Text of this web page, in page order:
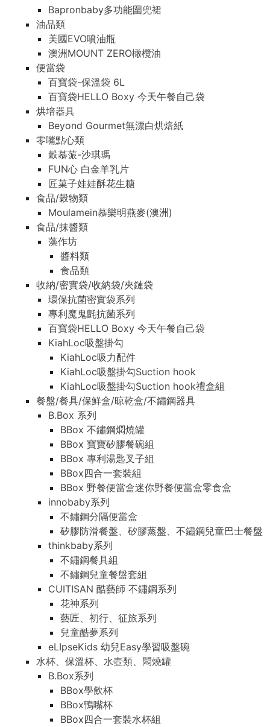
Bapronbaby多功能圍兜裙
油品類
美國EVO噴油瓶
澳洲MOUNT ZERO橄欖油
便當袋
百寶袋-保溫袋 6L
百寶袋HELLO Boxy 今天午餐自己袋
烘培器具
Beyond Gourmet無漂白烘焙紙
零嘴點心類
穀慕蒎-沙琪瑪
FUN心 白金羊乳片
匠菓子娃娃酥花生糖
食品/穀物類
Moulamein慕樂明燕麥(澳洲)
食品/抹醬類
藻作坊
醬料類
食品類
收納/密實袋/收納袋/夾鏈袋
環保抗菌密實袋系列
專利魔鬼氈抗菌系列
百寶袋HELLO Boxy 今天午餐自己袋
KiahLoc吸盤掛勾
KiahLoc吸力配件
KiahLoc吸盤掛勾Suction hook
KiahLoc吸盤掛勾Suction hook禮盒組
餐盤/餐具/保鮮盒/晾乾盒/不鏽鋼器具
B.Box 系列
BBox 不鏽鋼燜燒罐
BBox 寶寶矽膠餐碗組
BBox 專利湯匙叉子組
BBox四合一套裝組
BBox 野餐便當盒迷你野餐便當盒零食盒
innobaby系列
不鏽鋼分隔便當盒
矽膠防滑餐盤、矽膠蒸盤、不鏽鋼兒童巴士餐盤
thinkbaby系列
不鏽鋼餐具組
不鏽鋼兒童餐盤套組
CUITISAN 酷藝師 不鏽鋼系列
花神系列
藝匠、初行、征旅系列
兒童酷夢系列
eLIpseKids 幼兒Easy學習吸盤碗
水杯、保溫杯、水壺類、悶燒罐
B.Box系列
BBox學飲杯
BBox鴨嘴杯
BBox四合一套裝水杯組